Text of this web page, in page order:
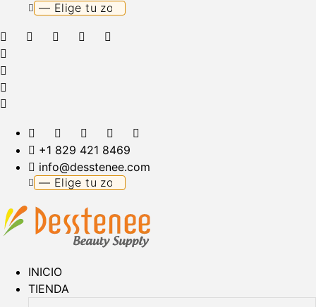
+1 829 421 8469
info@desstenee.com
INICIO
TIENDA